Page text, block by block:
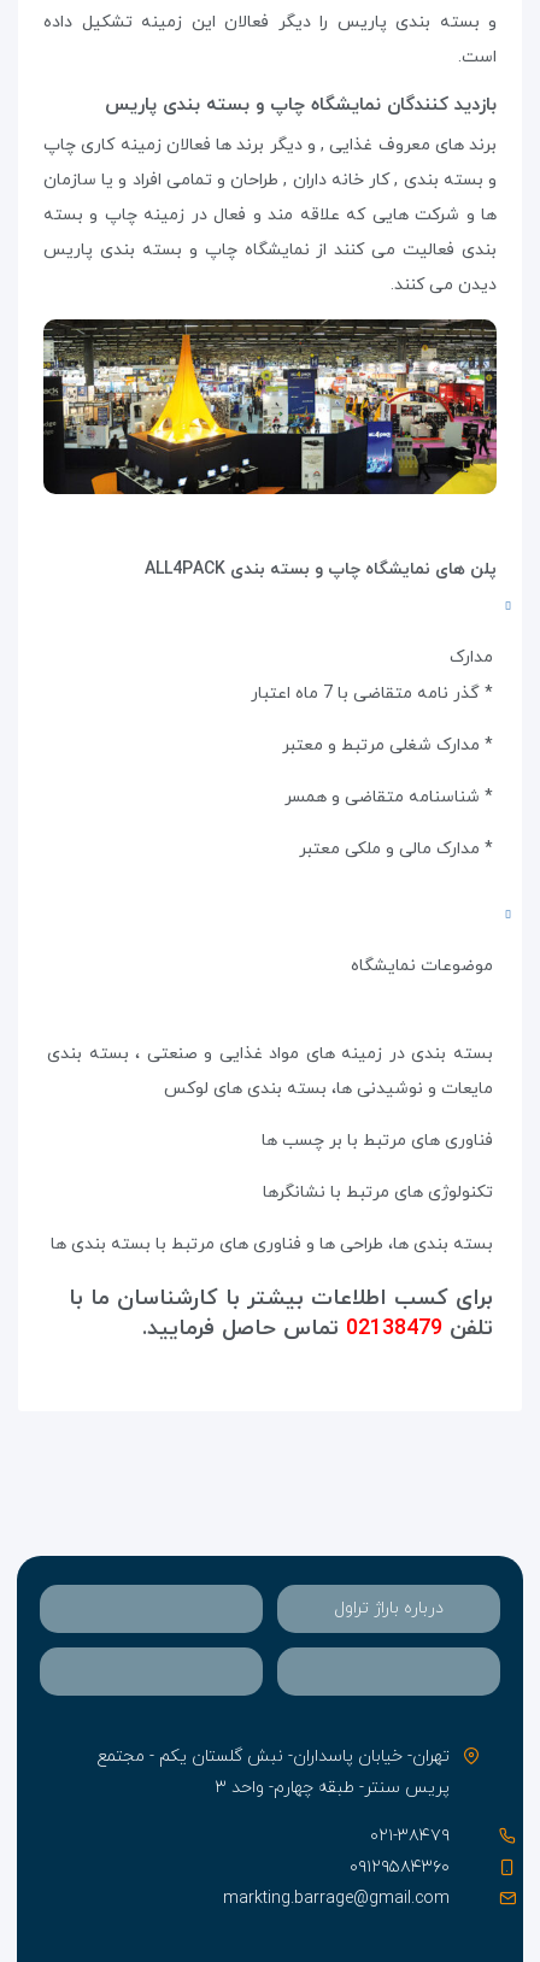
و بسته بندی پاریس را دیگر فعالان این زمینه تشکیل داده
است.
بازدید کنندگان نمایشگاه چاپ و بسته بندی پاریس
برند های معروف غذایی , و دیگر برند ها فعالان زمینه کاری چاپ
و بسته بندی , کار خانه داران , طراحان و تمامی افراد و یا سازمان
ها و شرکت هایی که علاقه مند و فعال در زمینه چاپ و بسته
بندی فعالیت می کنند از نمایشگاه چاپ و بسته بندی پاریس
دیدن می کنند.
پلن های نمایشگاه چاپ و بسته بندی ALL4PACK
مدارک
* گذر نامه متقاضی با 7 ماه اعتبار
* مدارک شغلی مرتبط و معتبر
* شناسنامه متقاضی و همسر
* مدارک مالی و ملکی معتبر
موضوعات نمایشگاه
بسته بندی در زمینه های مواد غذایی و صنعتی ، بسته بندی
مایعات و نوشیدنی ها، بسته بندی های لوکس
فناوری های مرتبط با بر چسب ها
تکنولوژی های مرتبط با نشانگرها
بسته بندی ها، طراحی ها و فناوری های مرتبط با بسته بندی ها
برای کسب اطلاعات بیشتر با کارشناسان ما با
تلفن 02138479 تماس حاصل فرمایید.
درباره باراژ تراول
تهران- خیابان پاسداران- نبش گلستان یکم - مجتمع
پریس سنتر- طبقه چهارم- واحد ۳
۰۲۱-۳۸۴۷۹
۰۹۱۲۹۵۸۴۳۶۰
markting.barrage@gmail.com